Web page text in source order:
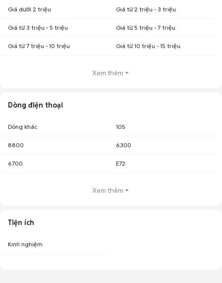
Giá dưới 2 triệu Giá từ 2 triệu - 3 triệu
Giá từ 3 triệu - 5 triệu Giá từ 5 triệu - 7 triệu
Giá từ 7 triệu - 10 triệu Giá từ 10 triệu - 15 triệu
Xem thêm
Dòng điện thoại
Dòng khác 105
8800 6300
6700 E72
Xem thêm
Tiện ích
Kinh nghiệm